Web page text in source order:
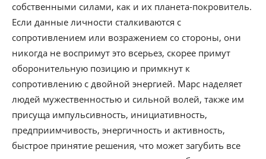
собственными силами, как и их планета-покровитель.
Если данные личности сталкиваются с
сопротивлением или возражением со стороны, они
никогда не воспримут это всерьез, скорее примут
оборонительную позицию и примкнут к
сопротивлению с двойной энергией. Марс наделяет
людей мужественностью и сильной волей, также им
присуща импульсивность, инициативность,
предприимчивость, энергичность и активность,
быстрое принятие решения, что может загубить все